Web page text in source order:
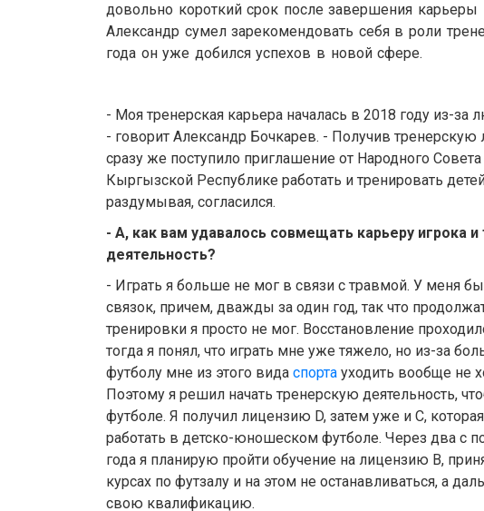
довольно короткий срок после завершения карьеры
Александр сумел зарекомендовать себя в роли
года он уже добился успехов в новой сфере.
- Моя тренерская карьера началась в 2018 году из-за
- говорит Александр Бочкарев. - Получив
сразу же поступило приглашение от Народного
Кыргызской Республике работать и тренировать
раздумывая, согласился.
- А, как вам удавалось совмещать карьеру игрока
деятельность?
- Играть я больше не мог в связи с травмой. У меня
связок, причем, дважды за один год, так что
тренировки я просто не мог. Восстановление
тогда я понял, что играть мне уже тяжело, но из-за
футболу мне из этого вида спорта уходить вообще не
Поэтому я решил начать тренерскую деятельность,
футболе. Я получил лицензию D, затем уже и С,
работать в детско-юношеском футболе. Через два с
года я планирую пройти обучение на лицензию В,
курсах по футзалу и на этом не останавливаться, а
свою квалификацию.